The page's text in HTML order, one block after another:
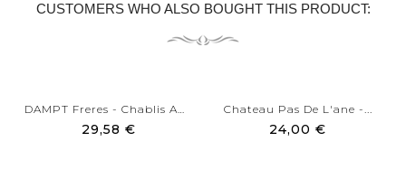
CUSTOMERS WHO ALSO BOUGHT THIS PRODUCT:
DAMPT Freres - Chablis AOC...
29,58 €
Chateau Pas De L'ane -...
24,00 €